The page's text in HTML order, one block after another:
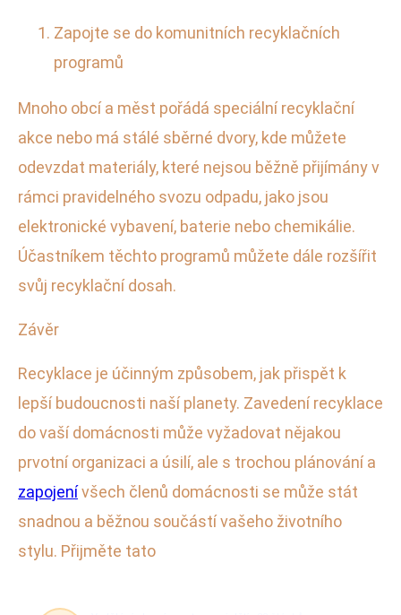
Zapojte se do komunitních recyklačních
programů
Mnoho obcí a měst pořádá speciální recyklační
akce nebo má stálé sběrné dvory, kde můžete
odevzdat materiály, které nejsou běžně přijímány v
rámci pravidelného svozu odpadu, jako jsou
elektronické vybavení, baterie nebo chemikálie.
Účastníkem těchto programů můžete dále rozšířit
svůj recyklační dosah.
Závěr
Recyklace je účinným způsobem, jak přispět k
lepší budoucnosti naší planety. Zavedení recyklace
do vaší domácnosti může vyžadovat nějakou
prvotní organizaci a úsilí, ale s trochou plánování a
zapojenívšech členů domácnosti se může stát
snadnou a běžnou součástí vašeho životního
stylu. Přijměte tato